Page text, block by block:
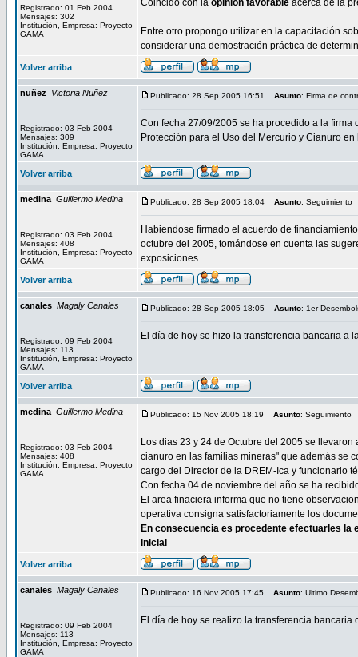
Registrado: 01 Feb 2004
Mensajes: 302
Institución, Empresa: Proyecto
GAMA
Coincido con la opinión favorable acerca de la
Entre otro propongo utilizar en la capacitación
considerar una demostración práctica de
Volver arriba
nuñez Victoria Nuñez
Registrado: 03 Feb 2004
Mensajes: 309
Institución, Empresa: Proyecto
GAMA
Publicado: 28 Sep 2005 16:51 Asunto: Firma de
Con fecha 27/09/2005 se ha procedido a la firma
Protección para el Uso del Mercurio y Cianuro
Volver arriba
medina Guillermo Medina
Registrado: 03 Feb 2004
Mensajes: 408
Institución, Empresa: Proyecto
GAMA
Publicado: 28 Sep 2005 18:04 Asunto: Seguimiento
Habiendose firmado el acuerdo de
octubre del 2005, tomándose en cuenta las
exposiciones
Volver arriba
canales Magaly Canales
Registrado: 09 Feb 2004
Mensajes: 113
Institución, Empresa: Proyecto
GAMA
Publicado: 28 Sep 2005 18:05 Asunto: 1er
El día de hoy se hizo la transferencia bancaria a
Volver arriba
medina Guillermo Medina
Registrado: 03 Feb 2004
Mensajes: 408
Institución, Empresa: Proyecto
GAMA
Publicado: 15 Nov 2005 18:19 Asunto: Seguimiento
Los dias 23 y 24 de Octubre del 2005 se
cianuro en las familias mineras" que además se
cargo del Director de la DREM-Ica y funcionario
Con fecha 04 de noviembre del año se ha
El area finaciera informa que no tiene
operativa consigna satisfactoriamente los
En consecuencia es procedente efectuarles
inicial
Volver arriba
canales Magaly Canales
Registrado: 09 Feb 2004
Mensajes: 113
Institución, Empresa: Proyecto
GAMA
Publicado: 16 Nov 2005 17:45 Asunto: Ultimo
El día de hoy se realizo la transferencia bancaria